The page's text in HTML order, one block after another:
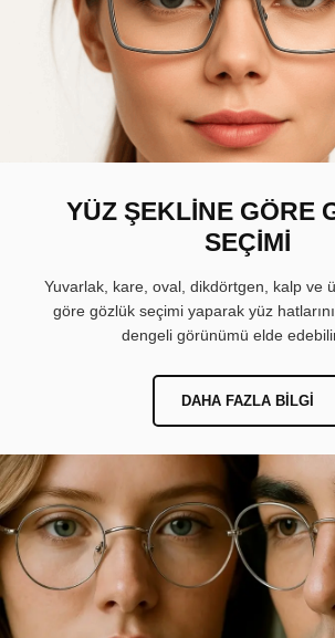
YÜZ ŞEKLİNE GÖRE
SEÇİMİ
Yuvarlak, kare, oval, dikdörtgen, kalp ve
göre gözlük seçimi yaparak yüz
dengeli görünümü elde
DAHA FAZLA BILGI